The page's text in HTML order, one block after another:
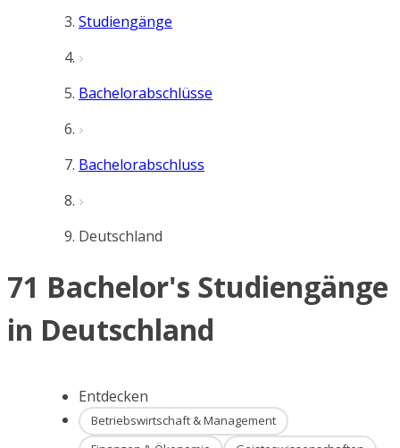
Studiengänge
Bachelorabschlüsse
Bachelorabschluss
Deutschland
71 Bachelor's Studiengänge
in Deutschland
Entdecken
Betriebswirtschaft & Management